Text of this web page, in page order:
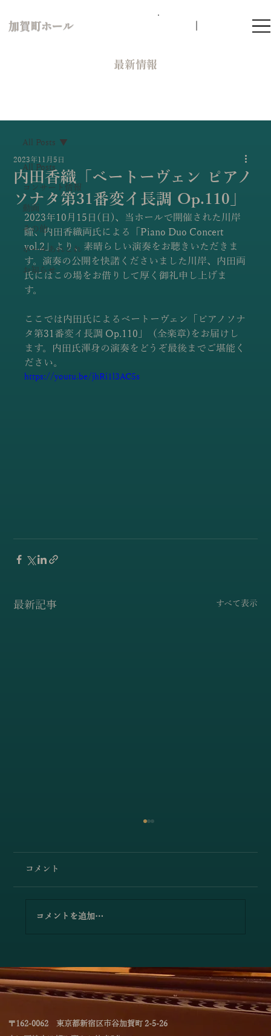
加賀町ホール
​最新情報
All Posts
コンサート情報
動画
その他
ホールあれこれ
お知らせ
All Posts
内田香織「ベートーヴェン ピアノ
ソナタ第31番変イ長調 Op.110」
2023年11月5日
2023年10月15日(日)、当ホールで開催された川岸
瞳、内田香織両氏による「Piano Duo Concert
vol.2」より、素晴らしい演奏をお聴きいただきま
す。演奏の公開を快諾くださいました川岸、内田両
氏にはこの場をお借りして厚く御礼申し上げま
す。
ここでは内田氏によるベートーヴェン「ピアノソナ
タ第31番変イ長調 Op.110」（全楽章)をお届けし
ます。内田氏渾身の演奏をどうぞ最後までご堪能く
ださい。
https://youtu.be/jhRi1l3AC5s
最新記事 すべて表示
ー」
コメント
コメントを追加…
〒162-0062 東京都新宿区市谷加賀町 2-5-26